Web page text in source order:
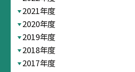
2021年度
2020年度
2019年度
2018年度
2017年度